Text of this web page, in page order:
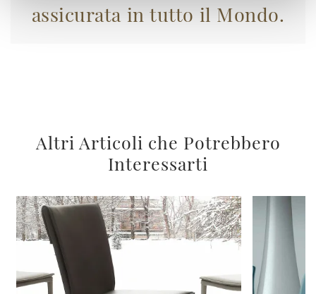
assicurata in tutto il Mondo.
Altri Articoli che Potrebbero
Interessarti